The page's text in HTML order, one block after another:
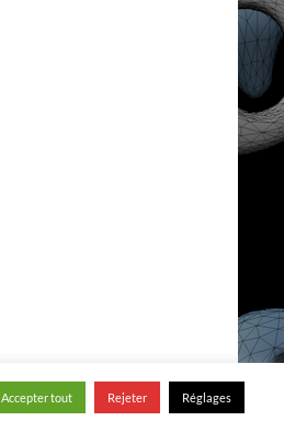
Accepter tout Rejeter Réglages